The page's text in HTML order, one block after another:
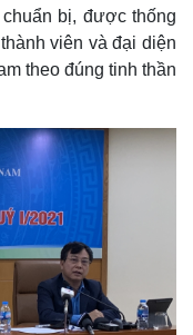
bị, được thống
viên và đại diện
theo đúng tinh thần